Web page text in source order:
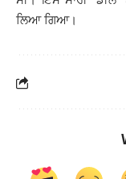
ਲਿਆ ਗਿਆ।